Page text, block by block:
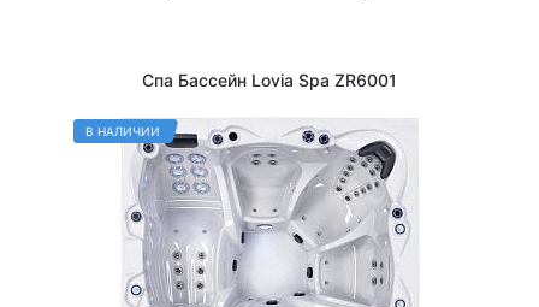
Спа Бассейн Lovia Spa ZR6001
В НАЛИЧИИ